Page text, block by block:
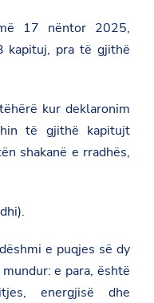
17 nëntor 2025,
kapituj, pra të gjithë
kur deklaronim
të gjithë kapitujt
shakanë e rradhës,
e puqjes së dy
e para, është
energjisë dhe